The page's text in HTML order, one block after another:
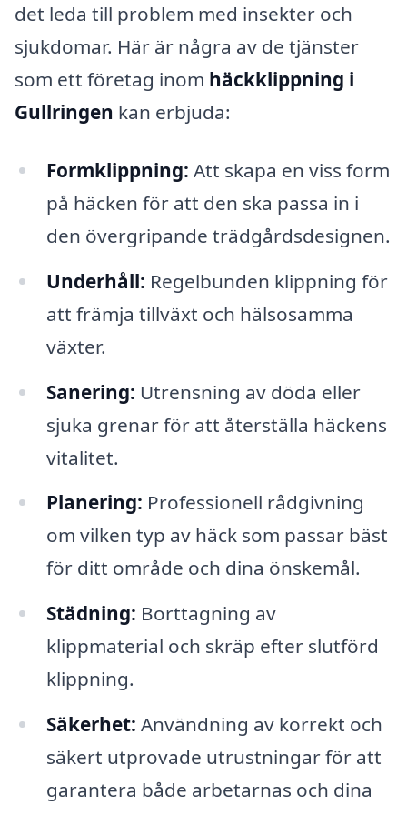
det leda till problem med insekter och
sjukdomar. Här är några av de tjänster
som ett företag inom häckklippning i
Gullringen kan erbjuda:
Formklippning: Att skapa en viss form
på häcken för att den ska passa in i
den övergripande trädgårdsdesignen.
Underhåll: Regelbunden klippning för
att främja tillväxt och hälsosamma
växter.
Sanering: Utrensning av döda eller
sjuka grenar för att återställa häckens
vitalitet.
Planering: Professionell rådgivning
om vilken typ av häck som passar bäst
för ditt område och dina önskemål.
Städning: Borttagning av
klippmaterial och skräp efter slutförd
klippning.
Säkerhet: Användning av korrekt och
säkert utprovade utrustningar för att
garantera både arbetarnas och dina